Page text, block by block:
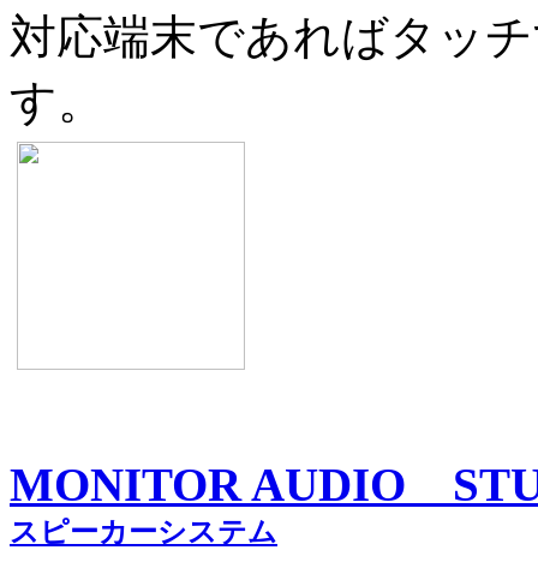
対応端末であればタッ
す。
MONITOR AUDIO
スピーカーシステム